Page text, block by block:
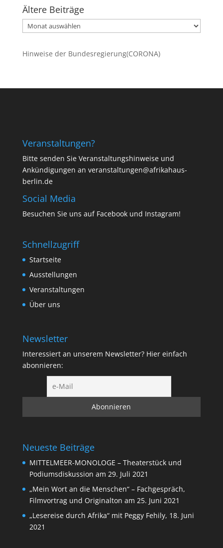
Ältere Beiträge
Ältere
Beiträge
Hinweise der Bundesregierung(CORONA)
Veranstaltungen?
Bitte senden Sie Veranstaltungshinweise und
Ankündigungen an veranstaltungen@afrikahaus-
berlin.de
Social Media
Besuchen Sie uns auf Facebookund Instagram!
Schnellzugriff
Startseite
Ausstellungen
Veranstaltungen
Über uns
Newsletter
Interessiert an unserem Newsletter? Hier einfach
abonnieren:
Neueste Beiträge
MITTELMEER-MONOLOGE – Theaterstück und
Podiumsdiskussion am 29. Juli 2021
„Mein Wort an die Menschen“ – Fachgespräch,
Filmvortrag und Originalton am 25. Juni 2021
„Lesereise durch Afrika“ mit Peggy Fehily, 18. Juni
2021